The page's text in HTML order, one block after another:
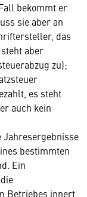
bekommt er
sie aber an
das
aber
zu);
es steht
auch kein
Jahresergebnisse
bestimmten
Ein
Betriebes innert